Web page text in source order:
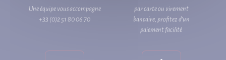
Une équipe vous accompagne
+33 (0)2 51 80 06 70
par carte ou virement
bancaire, profitez d’un
paiement facilité